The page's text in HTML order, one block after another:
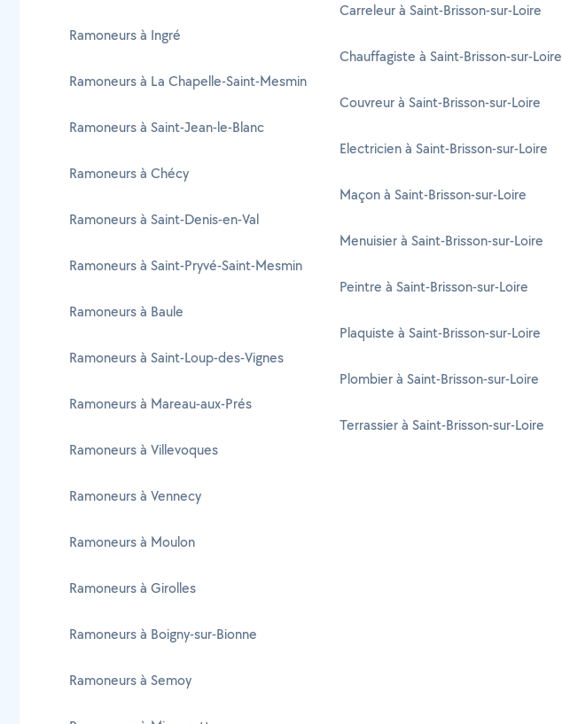
Ramoneurs à Ingré
Ramoneurs à La Chapelle-Saint-Mesmin
Ramoneurs à Saint-Jean-le-Blanc
Ramoneurs à Chécy
Ramoneurs à Saint-Denis-en-Val
Ramoneurs à Saint-Pryvé-Saint-Mesmin
Ramoneurs à Baule
Ramoneurs à Saint-Loup-des-Vignes
Ramoneurs à Mareau-aux-Prés
Ramoneurs à Villevoques
Ramoneurs à Vennecy
Ramoneurs à Moulon
Ramoneurs à Girolles
Ramoneurs à Boigny-sur-Bionne
Ramoneurs à Semoy
Carreleur à Saint-Brisson-sur-Loire
Chauffagiste à Saint-Brisson-sur-Loire
Couvreur à Saint-Brisson-sur-Loire
Electricien à Saint-Brisson-sur-Loire
Maçon à Saint-Brisson-sur-Loire
Menuisier à Saint-Brisson-sur-Loire
Peintre à Saint-Brisson-sur-Loire
Plaquiste à Saint-Brisson-sur-Loire
Plombier à Saint-Brisson-sur-Loire
Terrassier à Saint-Brisson-sur-Loire